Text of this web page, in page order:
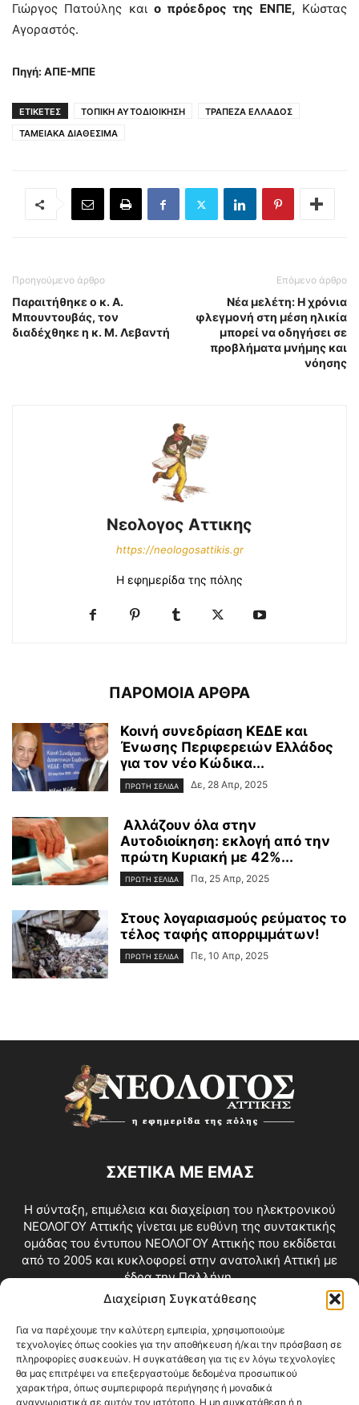
Διαχείριση Συγκατάθεσης
Για να παρέχουμε την καλύτερη εμπειρία, χρησιμοποιούμε
τεχνολογίες όπως cookies για την αποθήκευση ή/και την πρόσβαση σε
πληροφορίες συσκευών. Η συγκατάθεση για τις εν λόγω τεχνολογίες
θα μας επιτρέψει να επεξεργαστούμε δεδομένα προσωπικού
χαρακτήρα, όπως συμπεριφορά περιήγησης ή μοναδικά
αναγνωριστικά σε αυτόν τον ιστότοπο. Η μη συγκατάθεση ή η
Γιώργος Πατούλης και ο πρόεδρος της ΕΝΠΕ, Κώστας
Αγοραστός.
Πηγή: ΑΠΕ-ΜΠΕ
ΕΤΙΚΕΤΕΣ ΤΟΠΙΚΗ ΑΥΤΟΔΙΟΙΚΗΣΗ
ΤΡΑΠΕΖΑ ΕΛΛΑΔΟΣ
ΤΑΜΕΙΑΚΑ ΔΙΑΘΕΣΙΜΑ
Προηγούμενο άρθρο
Παραιτήθηκε ο κ. Α.
Μπουντουβάς, τον
διαδέχθηκε η κ. Μ. Λεβαντή
Επόμενο άρθρο
Νέα μελέτη: Η χρόνια
φλεγμονή στη μέση ηλικία
μπορεί να οδηγήσει σε
προβλήματα μνήμης και
νόησης
Νεολογος Αττικης
https://neologosattikis.gr
Η εφημερίδα της πόλης
ΠΑΡΟΜΟΙΑ ΑΡΘΡΑ
Κοινή συνεδρίαση ΚΕΔΕ και
Ένωσης Περιφερειών Ελλάδος
για τον νέο Κώδικα...
ΠΡΩΤΗ ΣΕΛΙΔΑ Δε, 28 Απρ, 2025
Αλλάζουν όλα στην
Αυτοδιοίκηση: εκλογή από την
πρώτη Κυριακή με 42%...
ΠΡΩΤΗ ΣΕΛΙΔΑ Πα, 25 Απρ, 2025
Στους λογαριασμούς ρεύματος το
τέλος ταφής απορριμμάτων!
ΠΡΩΤΗ ΣΕΛΙΔΑ Πε, 10 Απρ, 2025
ΣΧΕΤΙΚΑ ΜΕ ΕΜΑΣ
Η σύνταξη, επιμέλεια και διαχείριση του ηλεκτρονικού
ΝΕΟΛΟΓΟΥ Αττικής γίνεται με ευθύνη της συντακτικής
ομάδας του έντυπου ΝΕΟΛΟΓΟΥ Αττικής που εκδίδεται
από το 2005 και κυκλοφορεί στην ανατολική Αττική με
έδρα την Παλλήνη.
Επικοινωνία:info@neologosattikis.gr
ΑΚΟΛΟΥΘΗΣΕ ΜΑΣ